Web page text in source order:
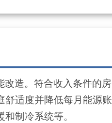
改造。符合收入条件的房
舒适度并降低每月能源账
制冷系统等。